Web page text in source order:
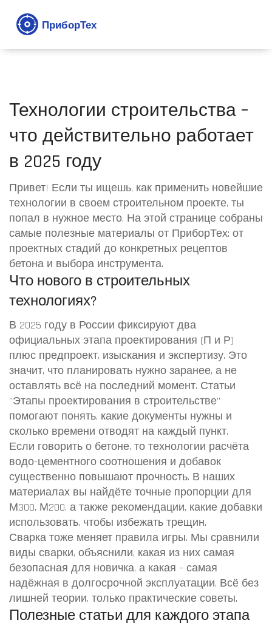
Технологии строительства –
что действительно работает
в 2025 году
Привет! Если ты ищешь, как применить новейшие
технологии в своем строительном проекте, ты
попал в нужное место. На этой странице собраны
самые полезные материалы от ПриборТех: от
проектных стадий до конкретных рецептов
бетона и выбора инструмента.
Что нового в строительных
технологиях?
В 2025 году в России фиксируют два
официальных этапа проектирования (П и Р)
плюс предпроект, изыскания и экспертизу. Это
значит, что планировать нужно заранее, а не
оставлять всё на последний момент. Статьи
"Этапы проектирования в строительстве"
помогают понять, какие документы нужны и
сколько времени отводят на каждый пункт.
Если говорить о бетоне, то технологии расчёта
водо-цементного соотношения и добавок
существенно повышают прочность. В наших
материалах вы найдёте точные пропорции для
М300, М200, а также рекомендации, какие добавки
использовать, чтобы избежать трещин.
Сварка тоже меняет правила игры. Мы сравнили
виды сварки, объяснили, какая из них самая
безопасная для новичка, а какая – самая
надёжная в долгосрочной эксплуатации. Всё без
лишней теории, только практические советы.
Полезные статьи для каждого этапа